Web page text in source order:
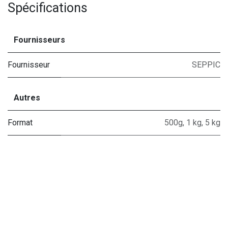
Spécifications
Fournisseurs
Fournisseur SEPPIC
Autres
Format 500g, 1 kg, 5 kg